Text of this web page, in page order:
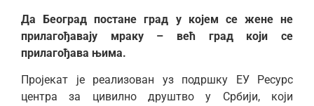
Да Београд постане град у којем се жене не
прилагођавају мраку – већ град који се
прилагођава њима.
Пројекат је реализован уз подршку ЕУ Ресурс
центра за цивилно друштво у Србији, који